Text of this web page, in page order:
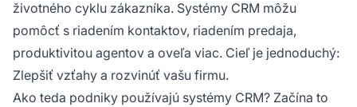
životného cyklu zákazníka. Systémy CRM môžu
pomôcť s riadením kontaktov, riadením predaja,
produktivitou agentov a oveľa viac. Cieľ je jednoduchý:
Zlepšiť vzťahy a rozvinúť vašu firmu.
Ako teda podniky používajú systémy CRM? Začína to